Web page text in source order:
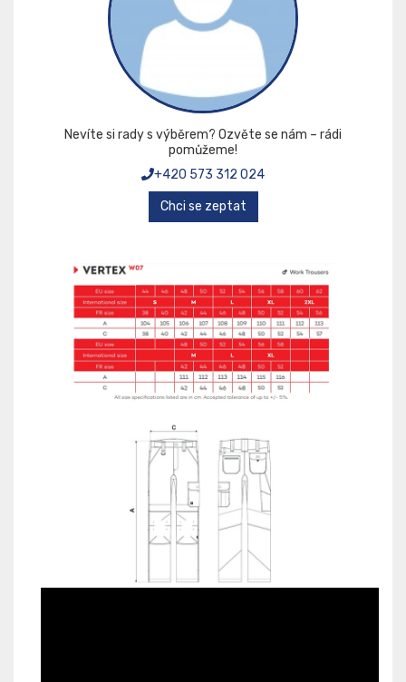
Nevíte si rady s výběrem? Ozvěte se nám – rádi
pomůžeme!
+420 573 312 024
Chci se zeptat